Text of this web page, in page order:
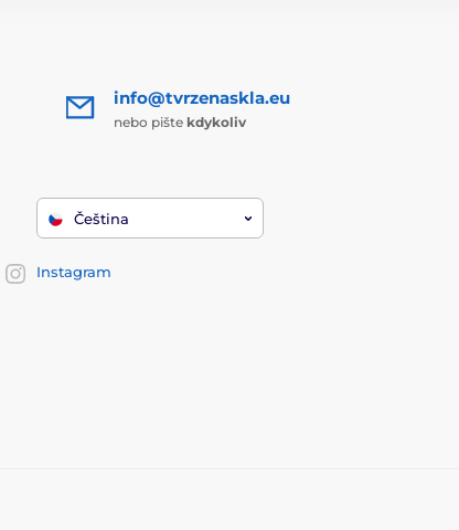
info@tvrzenaskla.eu
nebo pište kdykoliv
Čeština
Instagram